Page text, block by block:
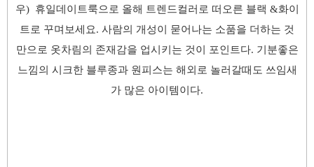
우) 휴일데이트룩으로 올해 트렌드컬러로 떠오른 블랙 &화이
트로 꾸며보세요. 사람의 개성이 묻어나는 소품을 더하는 것
만으로 옷차림의 존재감을 업시키는 것이 포인트다. 기분좋은
느낌의 시크한 블루종과 원피스는 해외로 놀러갈때도 쓰임새
가 많은 아이템이다.